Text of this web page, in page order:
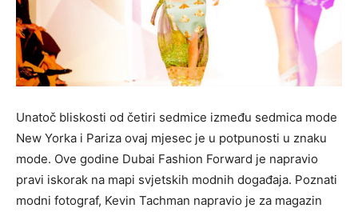
Unatoč bliskosti od četiri sedmice između sedmica mode
New Yorka i Pariza ovaj mjesec je u potpunosti u znaku
mode. Ove godine Dubai Fashion Forward je napravio
pravi iskorak na mapi svjetskih modnih događaja. Poznati
modni fotograf, Kevin Tachman napravio je za magazin